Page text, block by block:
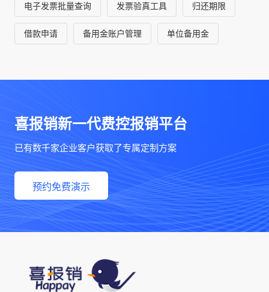
电子发票批量查询 发票验真工具 归还期限
借款申请 备用金账户管理 单位备用金
喜报销新一代费控报销平台
已有数千家企业客户获取了专属定制方案
预约免费演示